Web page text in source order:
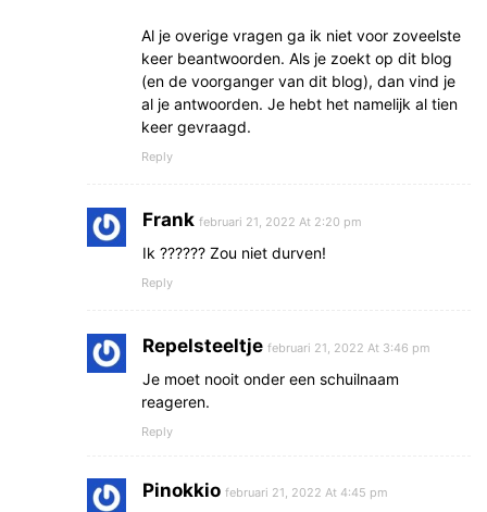
Al je overige vragen ga ik niet voor zoveelste
keer beantwoorden. Als je zoekt op dit blog
(en de voorganger van dit blog), dan vind je
al je antwoorden. Je hebt het namelijk al tien
keer gevraagd.
Reply
Frank februari 21, 2022 At 2:20 pm
Ik ?????? Zou niet durven!
Reply
Repelsteeltje februari 21, 2022 At 3:46 pm
Je moet nooit onder een schuilnaam
reageren.
Reply
Pinokkio februari 21, 2022 At 4:45 pm